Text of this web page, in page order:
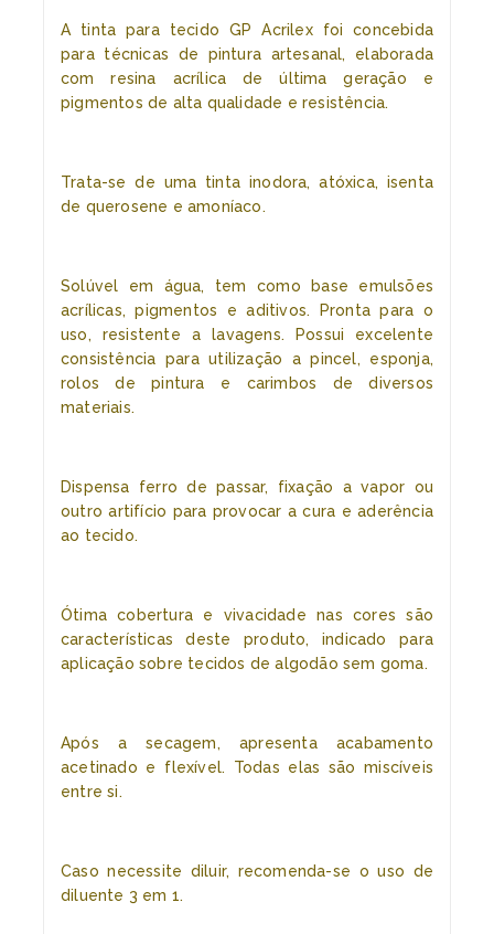
A tinta para tecido GP Acrilex foi concebida
para técnicas de pintura artesanal, elaborada
com resina acrílica de última geração e
pigmentos de alta qualidade e resistência.
Trata-se de uma tinta inodora, atóxica, isenta
de querosene e amoníaco.
Solúvel em água, tem como base emulsões
acrílicas, pigmentos e aditivos. Pronta para o
uso, resistente a lavagens. Possui excelente
consistência para utilização a pincel, esponja,
rolos de pintura e carimbos de diversos
materiais.
Dispensa ferro de passar, fixação a vapor ou
outro artifício para provocar a cura e aderência
ao tecido.
Ótima cobertura e vivacidade nas cores são
características deste produto, indicado para
aplicação sobre tecidos de algodão sem goma.
Após a secagem, apresenta acabamento
acetinado e flexível. Todas elas são miscíveis
entre si.
Caso necessite diluir, recomenda-se o uso de
diluente 3 em 1.